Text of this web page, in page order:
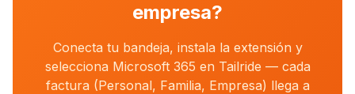
empresa?
Conecta tu bandeja, instala la extensión y
selecciona Microsoft 365 en Tailride — cada
factura (Personal, Familia, Empresa) llega a